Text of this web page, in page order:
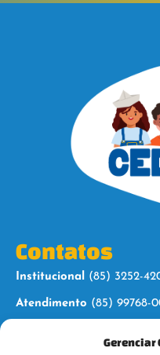
Gerenciar
Contatos
Institucional (85) 3252-
Atendimento (85) 99768-
Siga-nos